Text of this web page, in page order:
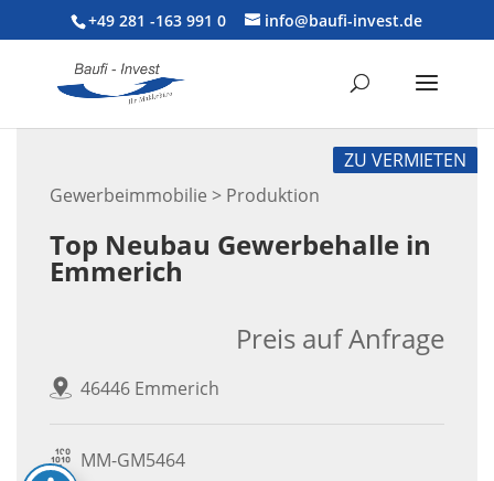
+49 281 -163 991 0 info@baufi-invest.de
Gewerbeimmobilie > Produktion
ZU VERMIETEN
Top Neubau Gewerbehalle in
Emmerich
46446 Emmerich
Preis auf Anfrage
MM-GM5464